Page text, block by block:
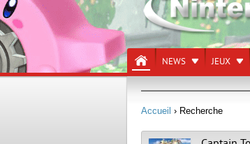
NEWS JEUX
Accueil › Recherche